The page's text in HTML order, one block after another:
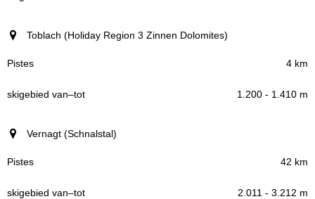
Toblach (Holiday Region 3 Zinnen Dolomites)
4 km
1.200 - 1.410 m
Vernagt (Schnalstal)
42 km
2.011 - 3.212 m